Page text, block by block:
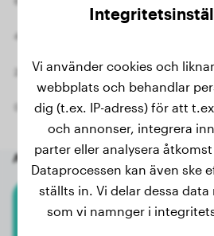
Andra slumpmässiga hundar
Tax
Vi använder cookies och
webbplats och behandlar
dig (t.ex. IP-adress) för att
och annonser, integrera
parter eller analysera
Dataprocessen kan även ske
ställts in. Vi delar dessa
som vi namnger i